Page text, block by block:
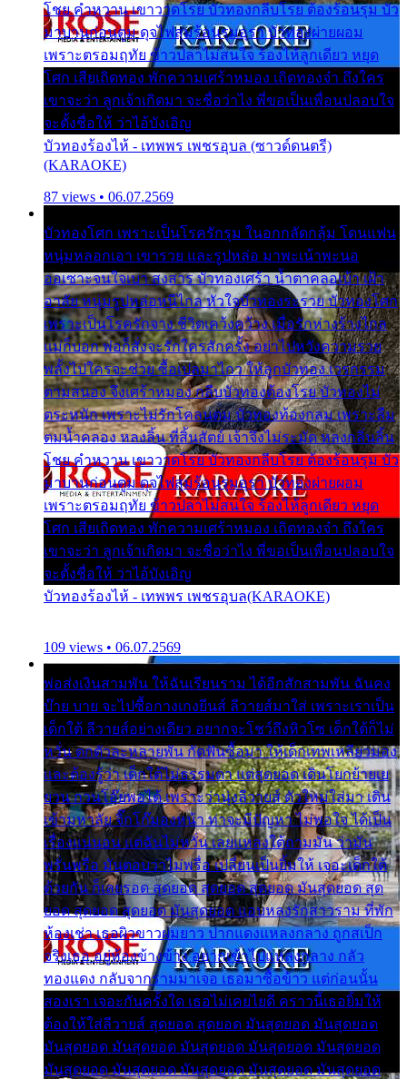
โชย คำหวาน เขาวาดโรย บัวทองกลีบโรย ต้องร้อนรุม บัว
มาบานก่อนตูม ดุจไฟสุมร้อนรุมอุรา บัวทองผ่ายผอม
เพราะตรอมฤทัย ข้าวปลาไม่สนใจ ร้องไห้ลูกเดียว หยุด
โศก เสียเถิดทอง พักความเศร้าหมอง เถิดทองจ๋า ถึงใคร
เขาจะว่า ลูกเจ้าเกิดมา จะชื่อว่าไง พี่ขอเป็นเพื่อนปลอบใจ
จะตั้งชื่อให้ ว่าไอ้บังเอิญ
บัวทองร้องไห้ - เทพพร เพชรอุบล (ซาวด์ดนตรี)
(KARAOKE)
87 views • 06.07.2569
บัวทองโศก เพราะเป็นโรครักรุม ในอกกลัดกลุ้ม โดนแฟน
หนุ่มหลอกเอา เขารวย และรูปหล่อ มาพะเน้าพะนอ
ออเซาะจนใจเบา สงสาร บัวทองเศร้า น้ำตาคลอเบ้า เฝ้า
อาลัย หนุ่มรูปหล่อหนีไกล หัวใจบัวทองระรวย บัวทองโศก
เพราะเป็นโรครักจาง ชีวิตเคว้งคว้าง เมื่อรักห่างร้างไกล
แม่ก็บอก พ่อก็สั่งจะรักใครสักครั้ง อย่าไปหวังความรวย
พลั้งไปใครจะช่วย ซื้อเปลมาไกว ให้ลูกบัวทอง เวรกรรม
ตามสนอง จึงเศร้าหมอง กลีบบัวทองต้องโรย บัวทองไม่
ตระหนัก เพราะไม่รักโคลนตม บัวทองท้องกลม เพราะลืม
ตมน้ำคลอง หลงลิ้น ที่สิ้นสัตย์ เจ้าจึงไม่ระมัด หลงกลิ่นลิ้น
โชย คำหวาน เขาวาดโรย บัวทองกลีบโรย ต้องร้อนรุม บัว
มาบานก่อนตูม ดุจไฟสุมร้อนรุมอุรา บัวทองผ่ายผอม
เพราะตรอมฤทัย ข้าวปลาไม่สนใจ ร้องไห้ลูกเดียว หยุด
โศก เสียเถิดทอง พักความเศร้าหมอง เถิดทองจ๋า ถึงใคร
เขาจะว่า ลูกเจ้าเกิดมา จะชื่อว่าไง พี่ขอเป็นเพื่อนปลอบใจ
จะตั้งชื่อให้ ว่าไอ้บังเอิญ
บัวทองร้องไห้ - เทพพร เพชรอุบล(KARAOKE)
109 views • 06.07.2569
พ่อส่งเงินสามพัน ให้ฉันเรียนราม ได้อีกสักสามพัน ฉันคง
บ๊าย บาย จะไปซื้อกางเกงยีนส์ ลีวายส์มาใส่ เพราะเราเป็น
เด็กใต้ ลีวายส์อย่างเดียว อยากจะโชว์ถึงหิวโซ เด็กใต้ก็ไม่
หวั่น ตกตัวละหลายพัน กัดฟันซื้อมา ให้เด็กเทพเหลียวมอง
และต้องรู้ว่า เด็กใต้ไม่ธรรมดา แต่สุดยอด เดินโยกย้ายเย
ยวน กวนโอ๊ยพอได้ เพราะว่านุ่งลีวายส์ ตัวใหม่ใส่มา เดิน
เข้ามหาลัย จิ๊กโก๊มองหน้า ท่าจะมีปัญหา ไม่พอใจ ได้เป็น
เรื่องแน่นอน แต่ฉันไม่หวั่น เลยแหลงใต้ถามมัน ว่ามัน
พรั่นพรือ มันตอบว่าไม่พรื่อ เปลี่ยนเป็นยิ้มให้ เจอะเด็กใต้
ด้วยกัน ก็เลยรอด สุดยอด สุดยอด สุดยอด มันสุดยอด สุด
ยอด สุดยอด สุดยอด มันสุดยอด แอบหลงรักสาวราม ที่พัก
ห้องเช่า เธอผิวขาวผมยาว ปากแดงแหลงกลาง ถูกสเป็ก
จริงเธอ อยู่ห้องข้างข้าง อยากเข้าไปแหลงกลาง กลัว
ทองแดง กลับจากรามมาเจอ เธอมาซื้อข้าว แต่ก่อนนั้น
สองเรา เจอะกันครั้งใด เธอไม่เคยไยดี คราวนี้เธอยิ้มให้
ต้องให้ใส่ลีวายส์ สุดยอด สุดยอด มันสุดยอด มันสุดยอด
มันสุดยอด มันสุดยอด มันสุดยอด มันสุดยอด มันสุดยอด
มันสุดยอด มันสุดยอด มันสุดยอด มันสุดยอด มันสุดยอด